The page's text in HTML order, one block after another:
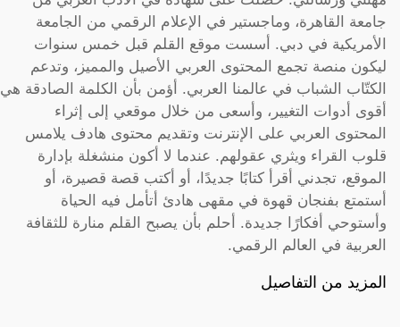
جامعة القاهرة، وماجستير في الإعلام الرقمي من الجامعة
الأمريكية في دبي. أسست موقع القلم قبل خمس سنوات
ليكون منصة تجمع المحتوى العربي الأصيل والمميز، وتدعم
الكتّاب الشباب في عالمنا العربي. أؤمن بأن الكلمة الصادقة هي
أقوى أدوات التغيير، وأسعى من خلال موقعي إلى إثراء
المحتوى العربي على الإنترنت وتقديم محتوى هادف يلامس
قلوب القراء ويثري عقولهم. عندما لا أكون منشغلة بإدارة
الموقع، تجدني أقرأ كتابًا جديدًا، أو أكتب قصة قصيرة، أو
أستمتع بفنجان قهوة في مقهى هادئ أتأمل فيه الحياة
وأستوحي أفكارًا جديدة. أحلم بأن يصبح القلم منارة للثقافة
العربية في العالم الرقمي.
المزيد من التفاصيل